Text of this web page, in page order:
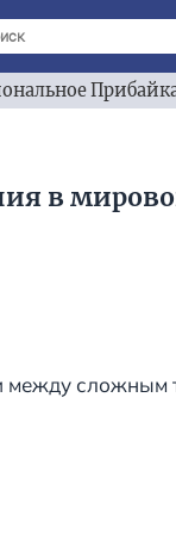
в
между сложным